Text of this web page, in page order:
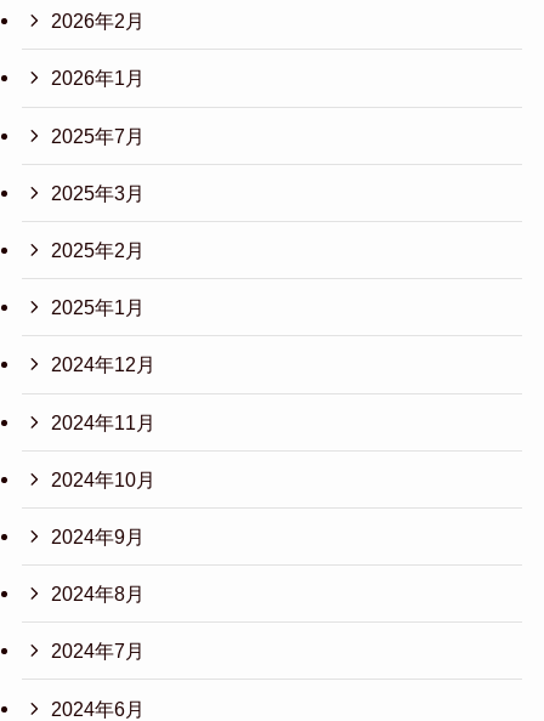
2026年2月
2026年1月
2025年7月
2025年3月
2025年2月
2025年1月
2024年12月
2024年11月
2024年10月
2024年9月
2024年8月
2024年7月
2024年6月